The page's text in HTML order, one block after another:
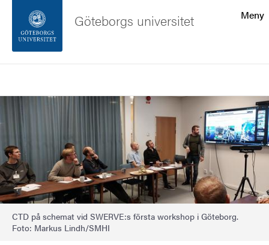
Sidfoten
Om webbplatsen
Meny
Göteborgs universitet
Bild
CTD på schemat vid SWERVE:s första workshop i Göteborg.
Foto: Markus Lindh/SMHI